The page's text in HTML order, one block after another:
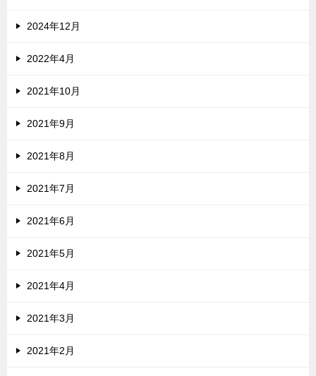
2024年12月
2022年4月
2021年10月
2021年9月
2021年8月
2021年7月
2021年6月
2021年5月
2021年4月
2021年3月
2021年2月